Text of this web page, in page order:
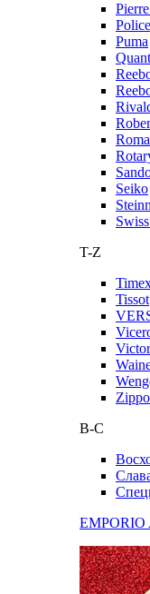
Police
Puma
Seiko
T-Z
Tissot
Zippo
В-С
EMPORIO